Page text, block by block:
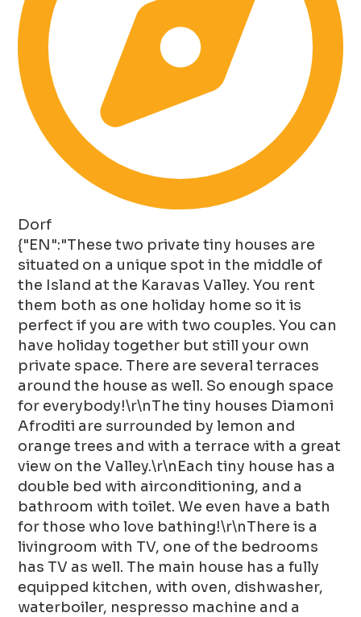
Dorf
{"EN":"These two private tiny houses are
situated on a unique spot in the middle of
the Island at the Karavas Valley. You rent
them both as one holiday home so it is
perfect if you are with two couples. You can
have holiday together but still your own
private space. There are several terraces
around the house as well. So enough space
for everybody!\r\nThe tiny houses Diamoni
Afroditi are surrounded by lemon and
orange trees and with a terrace with a great
view on the Valley.\r\nEach tiny house has a
double bed with airconditioning, and a
bathroom with toilet. We even have a bath
for those who love bathing!\r\nThere is a
livingroom with TV, one of the bedrooms
has TV as well. The main house has a fully
equipped kitchen, with oven, dishwasher,
waterboiler, nespresso machine and a